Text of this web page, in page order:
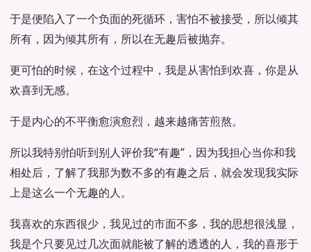
于是便陷入了一个负面的死循环，害怕不被接受，所以倾其
所有，因为倾其所有，所以在无趣后被抛弃。
更可怕的时候，在这个过程中，我是从害怕到欢喜，你是从
欢喜到无感。
于是内心的不平衡愈演愈烈，越来越痛苦煎熬。
所以我特别怕听到别人评价我“有趣”，因为我担心当你和我
相处后，了解了我那为数不多的有趣之后，就会发现我实际
上是这么一个无趣的人。
我喜欢的东西很少，我见过的市面不多，我的思想很浅显，
我是个只要见过几次面就能被了解的透透的人，我的喜形于